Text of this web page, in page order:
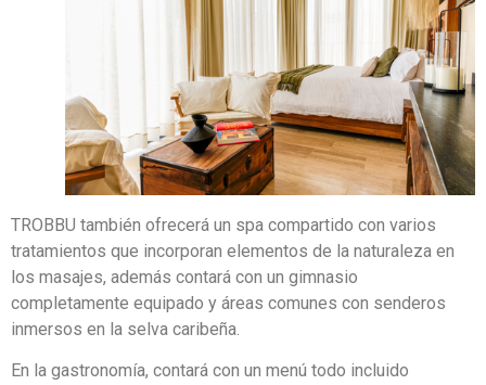
TROBBU también ofrecerá un spa compartido con varios
tratamientos que incorporan elementos de la naturaleza en
los masajes, además contará con un gimnasio
completamente equipado y áreas comunes con senderos
inmersos en la selva caribeña.
En la gastronomía, contará con un menú todo incluido